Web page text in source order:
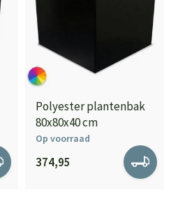
Polyester plantenbak
80x80x40 cm
Op voorraad
374,95